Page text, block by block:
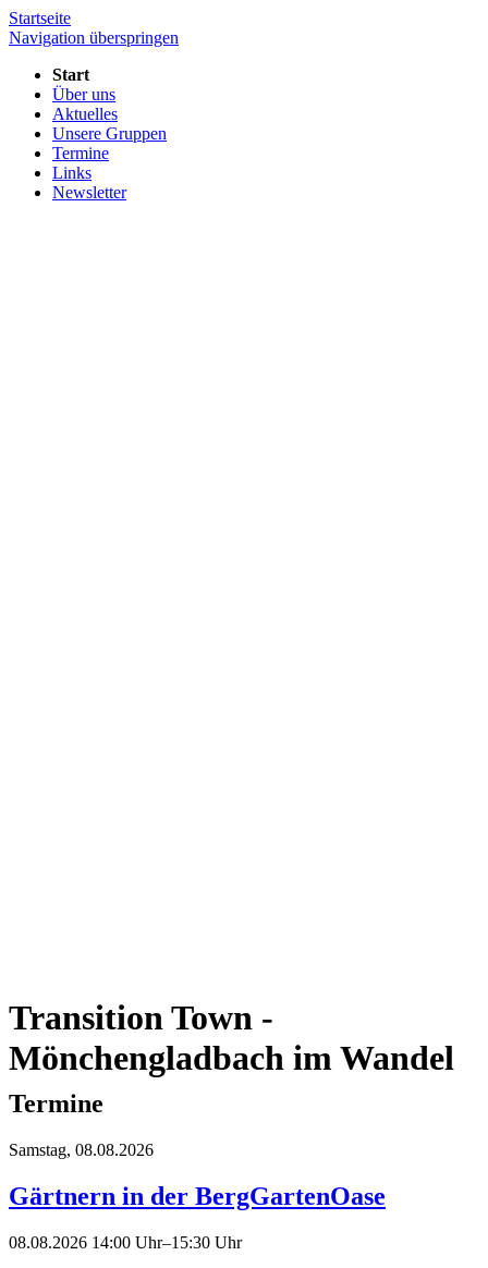
Startseite
Navigation überspringen
Start
Über uns
Aktuelles
Unsere Gruppen
Termine
Links
Newsletter
Transition Town -
Mönchengladbach im Wandel
Termine
Samstag, 08.08.2026
Gärtnern in der BergGartenOase
08.08.2026 14:00 Uhr–15:30 Uhr